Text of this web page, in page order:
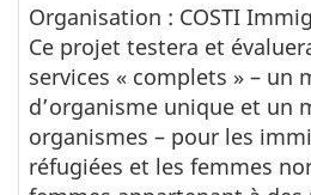
Organisation : COSTI
Ce projet testera et
services « complets » – un
d’organisme unique et un
organismes – pour les
réfugiées et les femmes